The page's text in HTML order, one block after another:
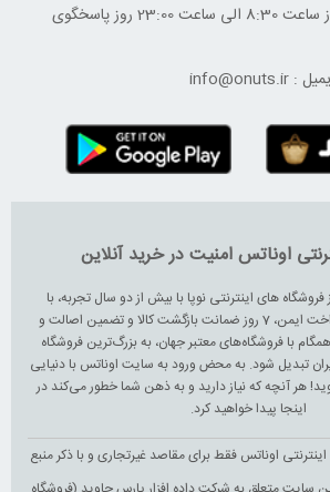
هر روز تمام ایام هفته از ساعت 8:30 الی ساعت 23:00 ‌روز پاسخگوی
:
info@onuts.ir
اوناتس امنیت در خرید آنلاین
های اینترنتی نوپا با بیش از دو سال تجربه، با
پایبندی به سه اصل، پرداخت ایمن، 7 روز ضمانت بازگشت کالا و تضمین اصالت و
با فروشگاه‌های معتبر جهان، به بزرگ‌ترین فروشگاه
تبدیل شود. به محض ورود به سایت اوناتس با دنیایی
هر آنچه که نیاز دارید و به ذهن شما خطور می‌کند در
اینجا پیدا خواهید کرد.
اوناتس فقط برای مقاصد غیرتجاری و با ذکر منبع